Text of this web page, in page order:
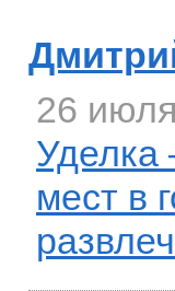
26
Уделка
мест в